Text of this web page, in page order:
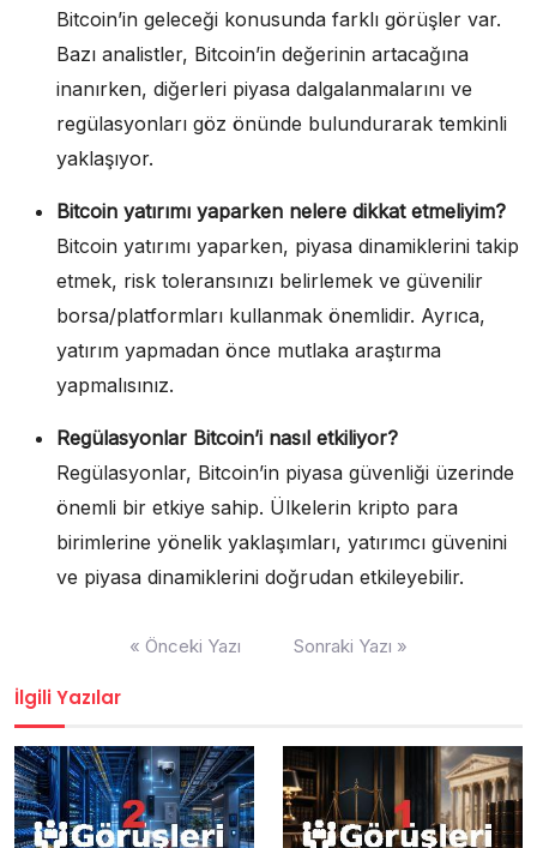
Bitcoin’in geleceği konusunda farklı görüşler var.
Bazı analistler, Bitcoin’in değerinin artacağına
inanırken, diğerleri piyasa dalgalanmalarını ve
regülasyonları göz önünde bulundurarak temkinli
yaklaşıyor.
Bitcoin yatırımı yaparken nelere dikkat etmeliyim?
Bitcoin yatırımı yaparken, piyasa dinamiklerini takip
etmek, risk toleransınızı belirlemek ve güvenilir
borsa/platformları kullanmak önemlidir. Ayrıca,
yatırım yapmadan önce mutlaka araştırma
yapmalısınız.
Regülasyonlar Bitcoin’i nasıl etkiliyor?
Regülasyonlar, Bitcoin’in piyasa güvenliği üzerinde
önemli bir etkiye sahip. Ülkelerin kripto para
birimlerine yönelik yaklaşımları, yatırımcı güvenini
ve piyasa dinamiklerini doğrudan etkileyebilir.
« Önceki Yazı Sonraki Yazı »
İlgili Yazılar